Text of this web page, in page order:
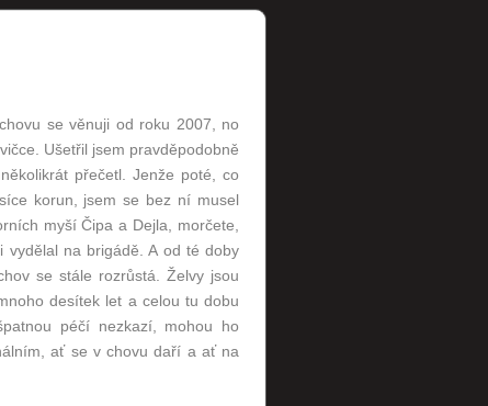
se věnuji od roku 2007, no
Ušetřil jsem pravděpodobně
přečetl. Jenže poté, co
korun, jsem se bez ní musel
myší Čipa a Dejla, morčete,
na brigádě. A od té doby
se stále rozrůstá. Želvy jsou
desítek let a celou tu dobu
péčí nezkazí, mohou ho
ať se v chovu daří a ať na